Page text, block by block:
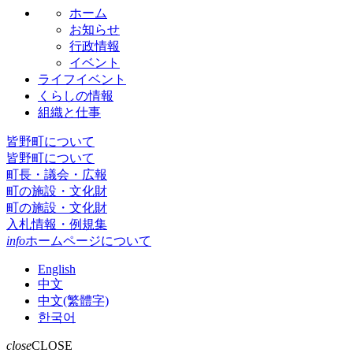
ホーム
お知らせ
行政情報
イベント
ライフイベント
くらしの情報
組織と仕事
皆野町について
皆野町について
町長・議会・広報
町の施設・文化財
町の施設・文化財
入札情報・例規集
infoホームページについて
English
中文
中文(繁體字)
한국어
closeCLOSE